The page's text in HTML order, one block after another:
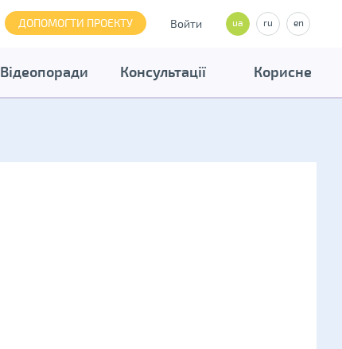
ДОПОМОГТИ ПРОЕКТУ Войти ua ru en
Відеопоради Консультації Корисне